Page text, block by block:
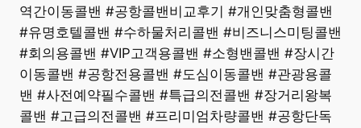
역간이동콜밴 #공항콜밴비교후기 #개인맞춤형콜밴
#유명호텔콜밴 #수하물처리콜밴 #비즈니스미팅콜밴
#회의용콜밴 #VIP고객용콜밴 #소형밴콜밴 #장시간
이동콜밴 #공항전용콜밴 #도심이동콜밴 #관광용콜
밴 #사전예약필수콜밴 #특급의전콜밴 #장거리왕복
콜밴 #고급의전콜밴 #프리미엄차량콜밴 #공항단독